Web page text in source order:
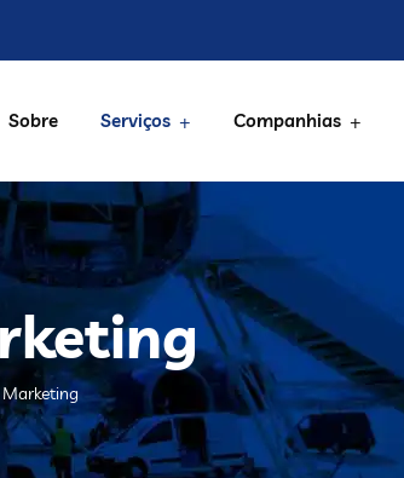
Sobre Serviços Companhias
Marketing